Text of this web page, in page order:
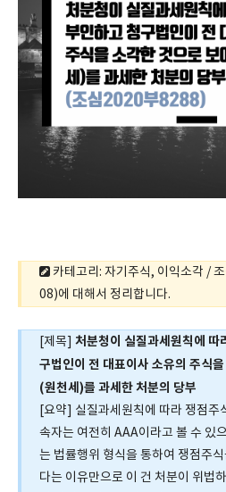
카테고리: 자기주식, 이익소각 /
08)에 대해서 정리합니다.
[제목] 처분청이 실질과세원칙에 따
구법인이 전 대표이사 소유의 주식
(원천세)를 과세한 처분의 당부
[요약] 실질과세원칙에 따라 쟁점주
속자는 여전히 AAA이라고 볼 수 있
는 법률행위 형식을 통하여 쟁점주
다는 이유만으로 이 건 처분이 위법